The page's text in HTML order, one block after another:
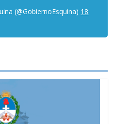
(@GobiernoEsquina) 18